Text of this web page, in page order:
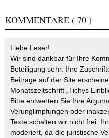
KOMMENTARE ( 70 )
Liebe Leser!
Wir sind dankbar für Ihre
Beteiligung sehr. Ihre
Beiträge auf der Site
Monatszeitschrift „Tichys
Bitte entwerten Sie Ihre
Verunglimpfungen oder
Texte schalten wir nicht frei.
moderiert, da die juristische